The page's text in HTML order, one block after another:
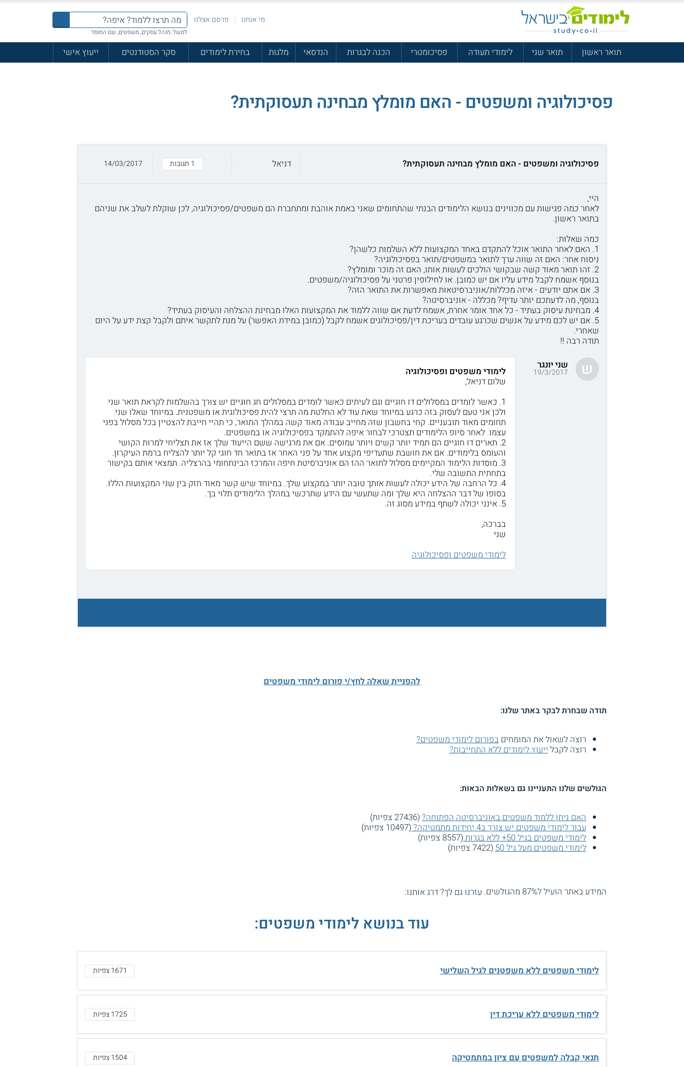
מי אנחנו פרסם אצלנו
למשל: מנהל עסקים, משפטים, שם המוסד
תואר ראשון תואר שני לימודי תעודה פסיכומטרי הכנה לבגרות הנדסאי מלגות בחירת לימודים סקר הסטודנטים ייעוץ אישי
פסיכולוגיה ומשפטים - האם מומלץ מבחינה תעסוקתית?
פסיכולוגיה ומשפטים - האם מומלץ מבחינה תעסוקתית? דניאל 1 תגובות 14/03/2017
היי,
לאחר כמה פגישות עם מכווינים בנושא הלימודים הבנתי שהתחומים שאני באמת אוהבת ומתחברת הם משפטים/פסיכולוגיה, לכן שוקלת לשלב את שניהם
בתואר ראשון.
כמה שאלות:
1. האם לאחר התואר אוכל להתקדם באחד המקצועות ללא השלמות כלשהן?
ניסוח אחר: האם זה שווה ערך לתואר במשפטים/תואר בפסיכולוגיה?
2. זהו תואר מאוד קשה שבקושי הולכים לעשות אותו, האם זה מוכר ומומלץ?
בנוסף אשמח לקבל מידע עליו אם יש כמובן. או לחילופין פרטני על פסיכולוגיה/משפטים.
3. אם אתם יודעים - איזה מכללות/אוניברסיטאות מאפשרות את התואר הזה?
בנוסף, מה לדעתכם יותר עדיף? מכללה - אוניברסיטה?
4. מבחינת עיסוק בעתיד - כל אחד אומר אחרת, אשמח לדעת אם שווה ללמוד את המקצועות האלו מבחינת ההצלחה והעיסוק בעתיד?
5. אם יש לכם מידע על אנשים שכרגע עובדים בעריכת דין/פסיכולוגים אשמח לקבל (כמובן במידת האפשר) על מנת לתקשר איתם ולקבל קצת ידע על היום
שאחרי.
תודה רבה !!
ש שני יונגר
19/3/2017
לימודי משפטים ופסיכולוגיה
שלום דניאל,
1. כאשר לומדים במסלולים דו חוגיים וגם לעיתים כאשר לומדים במסלולים חג חוגיים יש צורך בהשלמות לקראת תואר שני
ולכן אני טעם לעסוק בזה כרגע במיוחד שאת עוד לא החלטת מה תרצי להית פסיכולוגית או משפטנית. במיוחד שאלו שני
תחומים מאוד תובעניים. קחי בחשבון שזה מחייב עבודה מאוד קשה במהלך התואר, כי תהיי חייבת להצטיין בכל מסלול בפני
עצמו. לאחר סיופ הלימודים תצטרכי לבחור איפה להתמקד בפסיכולוגיה או במשפטים.
2. תארים דו חוגיים הם תמיד יותר קשים ויותר עמוסים. אם את מרגישה ששם הייעוד שלך אז את תצליחי למרות הקושי
והעומס בלימודים. אם את חושבת שתעדיפי מקצוע אחד על פני האחר אז בתואר חד חוגי קל יותר להצליח ברמת העיקרון.
3. מוסדות הלימוד המקיימים מסלול לתואר ההז הם אוניברסיטת חיפה והמרכז הבינתחומי בהרצליה. תמצאי אותם בקישור
בתחתית התשובה שלי.
4. כל הרחבה של הידע יכולה לעשות אותך טובה יותר במקצוע שלך. במיוחד שיש קשר מאוד חזק בין שני המקצועות הללו.
בסופו של דבר ההצלחה היא שלך ומה שתעשי עם הידע שתרכשי במהלך הלימודים תלוי בך.
5. אינני יכולה לשתף במידע מסוג זה.
בברכה,
שני
לימודי משפטים ופסיכולוגיה
להפניית שאלה לחץ/י פורום לימודי משפטים
תודה שבחרת לבקר באתר שלנו:
רוצה לשאול את המומחיםבפורום לימודי משפטים?
רוצה לקבל ייעוץ לימודים ללא התחייבות?
הגולשים שלנו התעניינו גם בשאלות הבאות:
האם ניתן ללמוד משפטים באוניברסיטה הפתוחה?(27436 צפיות)
עבור לימודי משפטים יש צורך ב4 יחידות מתמטיקה?
(10497 צפיות)
לימודי משפטים בגיל 50+ ללא בגרות
(8557 צפיות)
לימודי משפטים מעל גיל 50
(7422 צפיות)
המידע באתר הועיל ל87% מהגולשים. עזרנו גם לך? דרג אותנו:
עוד בנושא לימודי משפטים:
לימודי משפטים ללא משפטנים לגיל השלישי 1671 צפיות
לימודי משפטים ללא עריכת דין 1725 צפיות
תנאי קבלה למשפטים עם ציון במתמטיקה 1504 צפיות